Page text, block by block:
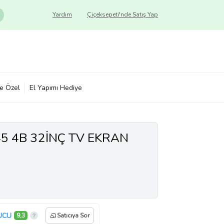
Çiçeksepeti'nde Satış Yap
Yardım
Özel El Yapımı Hediye
4B 32İNÇ TV EKRAN
9,3 Satıcıya Sor